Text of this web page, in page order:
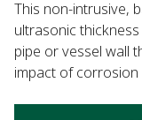
This non-intrusive,
ultrasonic
pipe or vessel wall
impact of